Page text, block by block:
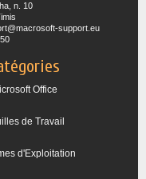
n. 10
support.eu
Office
de Travail
d'Exploitation